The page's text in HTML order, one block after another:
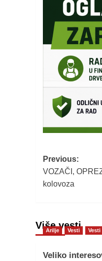
Post
Previous:
VOZAČI,
kolovoza
Više vesti
Arilje Vesti Vesti
Veliko